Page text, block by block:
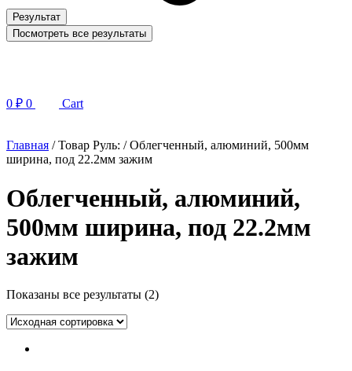
Результат
Посмотреть все результаты
0 ₽ 0 Cart
Главная / Товар Руль: / Облегченный, алюминий, 500мм
ширина, под 22.2мм зажим
Облегченный, алюминий,
500мм ширина, под 22.2мм
зажим
Показаны все результаты (2)